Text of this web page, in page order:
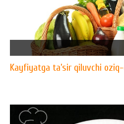
Kayfiyatga ta’sir qiluvchi